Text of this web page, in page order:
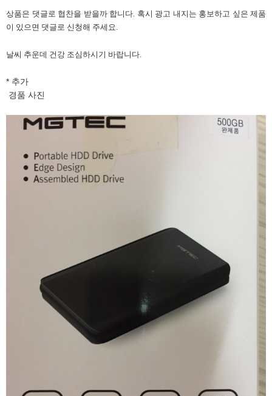
상품은 댓글로 협찬을 받을까 합니다 혹시 광고 내지는 홍보하고 싶은 제품
이 있으면 댓글로 신청해 주세요
날씨 추운데 건강 조심하시기 바랍니다
* 추가
경품 사진